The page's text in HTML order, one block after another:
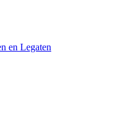
en Legaten